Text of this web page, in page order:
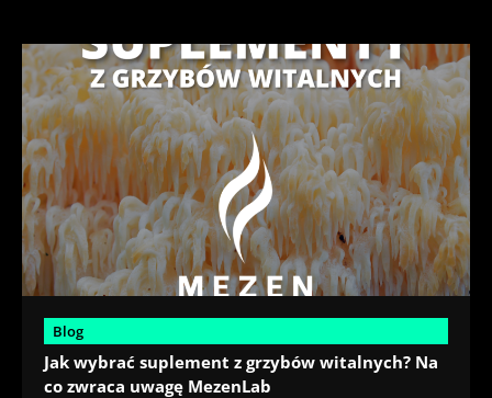
Blog
Jak wybrać suplement z grzybów witalnych? Na
co zwraca uwagę MezenLab